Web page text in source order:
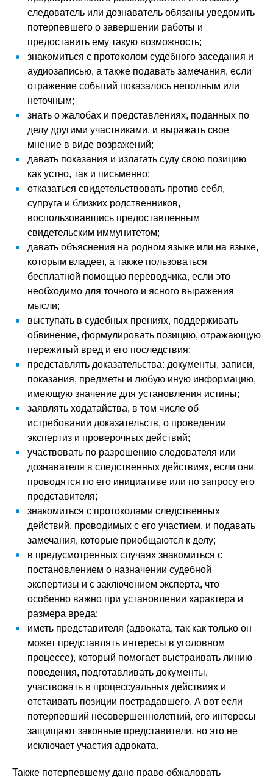
следователь или дознаватель обязаны уведомить
потерпевшего о завершении работы и
предоставить ему такую возможность;
знакомиться с протоколом судебного заседания и
аудиозаписью, а также подавать замечания, если
отражение событий показалось неполным или
неточным;
знать о жалобах и представлениях, поданных по
делу другими участниками, и выражать свое
мнение в виде возражений;
давать показания и излагать суду свою позицию
как устно, так и письменно;
отказаться свидетельствовать против себя,
супруга и близких родственников,
воспользовавшись предоставленным
свидетельским иммунитетом;
давать объяснения на родном языке или на языке,
которым владеет, а также пользоваться
бесплатной помощью переводчика, если это
необходимо для точного и ясного выражения
мысли;
выступать в судебных прениях, поддерживать
обвинение, формулировать позицию, отражающую
пережитый вред и его последствия;
представлять доказательства: документы, записи,
показания, предметы и любую иную информацию,
имеющую значение для установления истины;
заявлять ходатайства, в том числе об
истребовании доказательств, о проведении
экспертиз и проверочных действий;
участвовать по разрешению следователя или
дознавателя в следственных действиях, если они
проводятся по его инициативе или по запросу его
представителя;
знакомиться с протоколами следственных
действий, проводимых с его участием, и подавать
замечания, которые приобщаются к делу;
в предусмотренных случаях знакомиться с
постановлением о назначении судебной
экспертизы и с заключением эксперта, что
особенно важно при установлении характера и
размера вреда;
иметь представителя (адвоката, так как только он
может представлять интересы в уголовном
процессе), который помогает выстраивать линию
поведения, подготавливать документы,
участвовать в процессуальных действиях и
отстаивать позиции пострадавшего. А вот если
потерпевший несовершеннолетний, его интересы
защищают законные представители, но это не
исключает участия адвоката.
Также потерпевшему дано право обжаловать